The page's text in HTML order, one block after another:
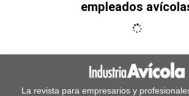
empleados
La revista para empresarios y